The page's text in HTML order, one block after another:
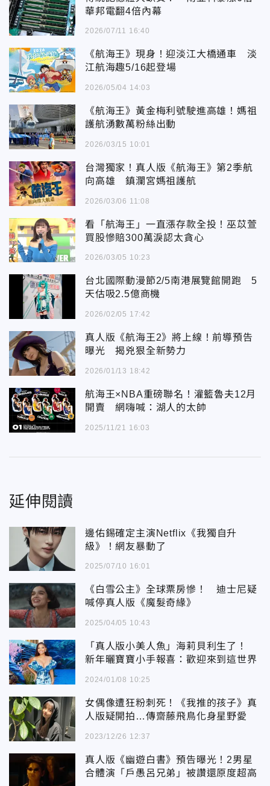
華邦電翻4倍內幕
2026/07/11 16:40
《航海王》現身！迎淡江大橋通車 淡
江航海趣5/16起登場
2026/05/04 14:03
《航海王》黃金梅利號駛進高雄！媽祖
護航湧數萬粉絲出動
2026/03/15 10:01
台灣獨家！真人版《航海王》第2季航
向高雄 鎮瀾宮媽祖護航
2026/03/06 11:08
看「航海王」一直漲存款全投！巫苡萱
買股慘賠300萬淚認太貪心
2026/03/05 10:23
台北國際動漫節2/5南港展覽館開跑 5
天估吸2.5億商機
2026/02/05 17:42
真人版《航海王2》將上線！前導預告
曝光 揭兇狠全新勢力
2026/01/13 18:42
航海王×NBA重磅聯名！灌籃魯夫12月
開賣 網嗨喊：湖人的太帥
2025/11/21 16:03
延伸閱讀
邊佑錫確定主演Netflix《我獨自升
級》！網友暴動了
2025/07/10 16:01
《白雪公主》全球票房慘！ 迪士尼疑
喊停真人版《魔髮奇緣》
2025/04/05 10:43
「真人版小美人魚」海莉貝利生了！
新年曬寶寶小手報喜：歡迎來到這世界
2024/01/08 10:25
女偶像遭狂粉刺死！《我推的孩子》真
人版疑開拍…傳齋藤飛鳥化身星野愛
2023/12/26 12:37
真人版《幽遊白書》預告曝光！2男星
合體演「戶愚呂兄弟」被讚還原度超高